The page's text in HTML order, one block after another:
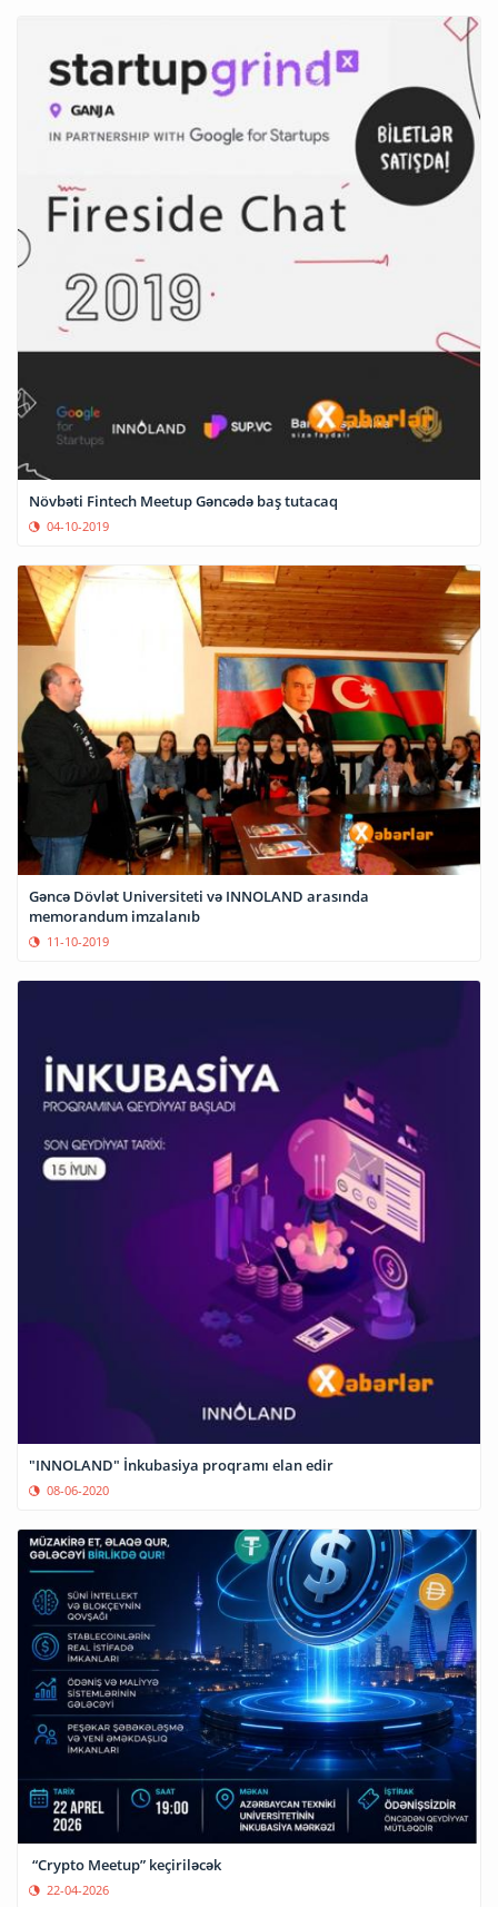
Növbəti Fintech Meetup Gəncədə baş tutacaq
04-10-2019
Gəncə Dövlət Universiteti və INNOLAND arasında
memorandum imzalanıb
11-10-2019
"INNOLAND" İnkubasiya proqramı elan edir
08-06-2020
“Crypto Meetup” keçiriləcək
22-04-2026